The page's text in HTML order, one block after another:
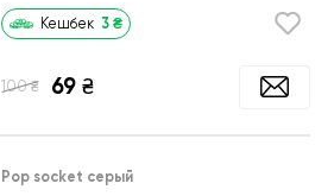
Кешбек 3 ₴
100 ₴ 69 ₴
Pop socket серый